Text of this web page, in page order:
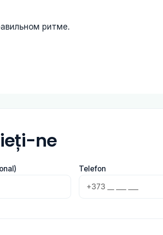
ритме.
ne
Telefon